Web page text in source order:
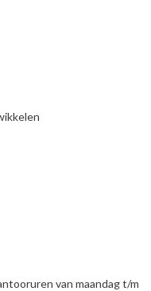
van maandag t/m